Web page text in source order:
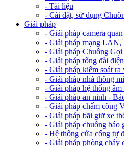
- Tài liệu
- Cài đặt, sử dụng
Giải pháp
- Giải pháp camera quan
- Giải pháp mạng
- Giải pháp Chuông
- Giải pháp tổng đài
- Giải pháp kiểm soát ra
- Giải pháp nhà thông
- Giải pháp hệ thống âm
- Giải pháp an ninh -
- Giải pháp chấm công
- Giải pháp bãi giữ xe
- Giải pháp chuông báo
- Hệ thống cửa cổng tự
- Giải pháp phòng cháy